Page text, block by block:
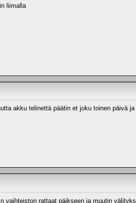
liimalla
akku telinettä päätin et joku toinen päivä
vaihteiston rattaat päikseen ja muutin